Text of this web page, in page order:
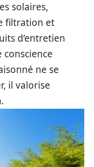
solaires,
filtration et
d’entretien
conscience
ne se
il valorise